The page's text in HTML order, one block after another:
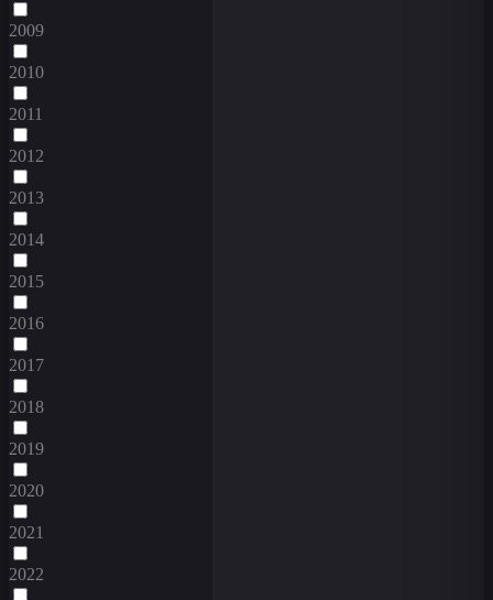
2009
2010
2011
2012
2013
2014
2015
2016
2017
2018
2019
2020
2021
2022